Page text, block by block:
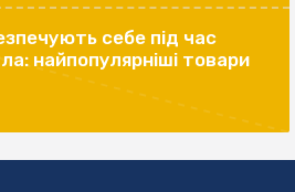
себе під час
найпопулярніші товари